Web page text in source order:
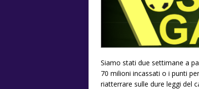
Siamo stati due settimane a
70 milioni incassati o i punti
riatterrare sulle dure leggi del